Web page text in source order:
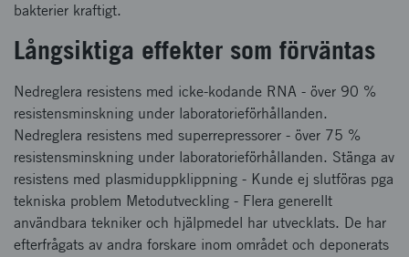
bakterier kraftigt.
Långsiktiga effekter som förväntas
Nedreglera resistens med icke-kodande RNA - över 90 %
resistensminskning under laboratorieförhållanden.
Nedreglera resistens med superrepressorer - över 75 %
resistensminskning under laboratorieförhållanden. Stänga av
resistens med plasmiduppklippning - Kunde ej slutföras pga
tekniska problem Metodutveckling - Flera generellt
användbara tekniker och hjälpmedel har utvecklats. De har
efterfrågats av andra forskare inom området och deponerats